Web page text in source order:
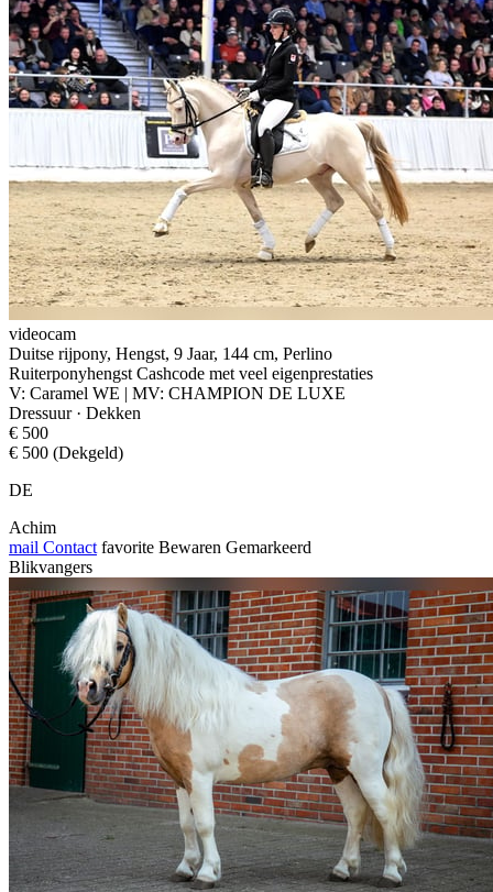
videocam
Duitse rijpony, Hengst, 9 Jaar, 144 cm, Perlino
Ruiterponyhengst Cashcode met veel eigenprestaties
V: Caramel WE | MV: CHAMPION DE LUXE
Dressuur · Dekken
€ 500
€ 500 (Dekgeld)
DE
Achim
mail Contact favorite Bewaren Gemarkeerd
Blikvangers